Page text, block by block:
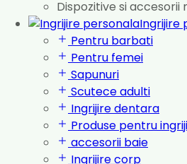
Dispozitive si accesorii
Ingrijire
Pentru barbati
Pentru femei
Sapunuri
Scutece adulti
Ingrijire dentara
Produse pentru
accesorii baie
Ingrijire corp